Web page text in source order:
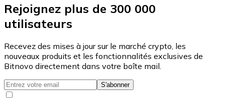
Rejoignez plus de 300 000
utilisateurs
Recevez des mises à jour sur le marché crypto, les
nouveaux produits et les fonctionnalités exclusives de
Bitnovo directement dans votre boîte mail.
S'abonner